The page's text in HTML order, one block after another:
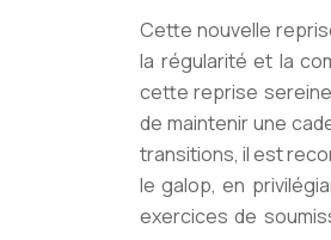
Cette nouvelle
la régularité et la
cette reprise
de maintenir une
transitions, il est
le galop, en
exercices de